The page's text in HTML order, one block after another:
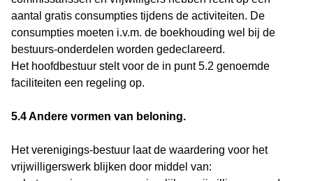
aantal gratis consumpties tijdens de activiteiten. De
consumpties moeten i.v.m. de boekhouding wel bij de
bestuurs-onderdelen worden gedeclareerd.
Het hoofdbestuur stelt voor de in punt 5.2 genoemde
faciliteiten een regeling op.
5.4 Andere vormen van beloning.
Het verenigings-bestuur laat de waardering voor het
vrijwilligerswerk blijken door middel van: